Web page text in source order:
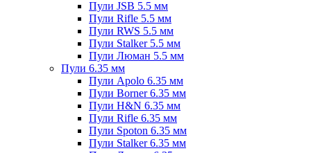
Пули JSB 5.5 мм
Пули Rifle 5.5 мм
Пули RWS 5.5 мм
Пули Stalker 5.5 мм
Пули Люман 5.5 мм
Пули 6.35 мм
Пули Apolo 6.35 мм
Пули Borner 6.35 мм
Пули H&N 6.35 мм
Пули Rifle 6.35 мм
Пули Spoton 6.35 мм
Пули Stalker 6.35 мм